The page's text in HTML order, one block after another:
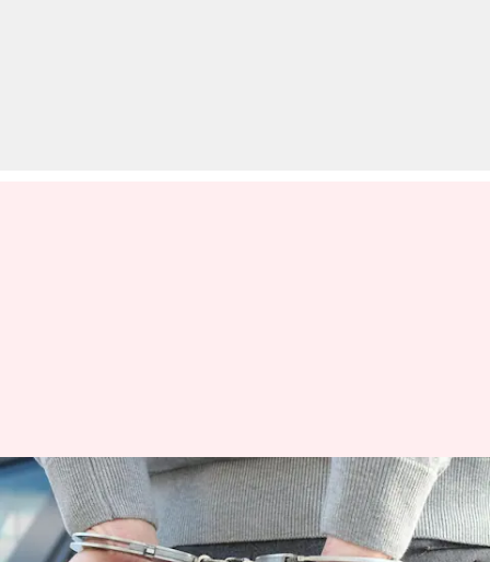
पुणे पोर्शे हादसा: नाबालिग आरोपी
की रिपोर्ट में हेरफेर करने के आरोप में
2 डॉक्टर गिरफ्तार